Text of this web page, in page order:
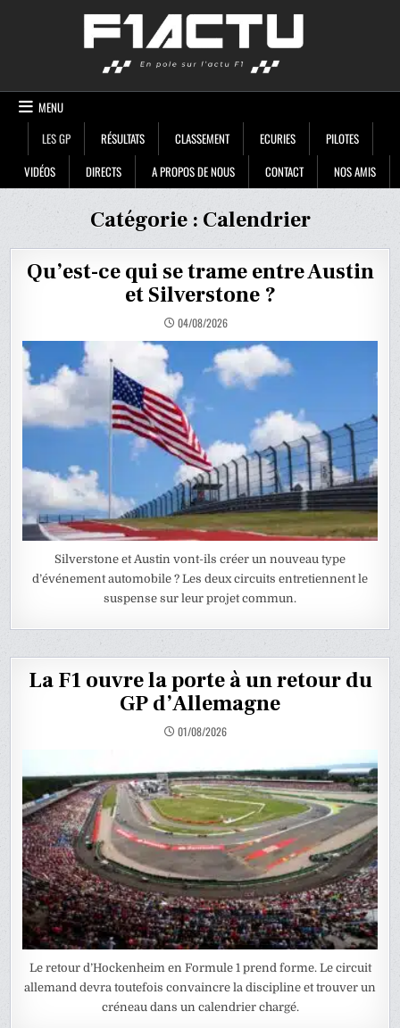
MENU
LES GP
RÉSULTATS CLASSEMENT ECURIES
PILOTES
VIDÉOS
DIRECTS A PROPOS DE NOUS CONTACT NOS AMIS
Catégorie : Calendrier
Qu’est-ce qui se trame entre Austin
et Silverstone ?
04/08/2026
Silverstone et Austin vont-ils créer un nouveau type
d’événement automobile ? Les deux circuits entretiennent le
suspense sur leur projet commun.
La F1 ouvre la porte à un retour du
GP d’Allemagne
01/08/2026
Le retour d’Hockenheim en Formule 1 prend forme. Le circuit
allemand devra toutefois convaincre la discipline et trouver un
créneau dans un calendrier chargé.